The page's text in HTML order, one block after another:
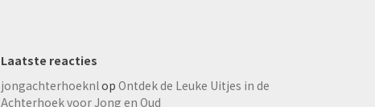
Laatste reacties
jongachterhoeknlop Ontdek de Leuke Uitjes in de
Achterhoek voor Jong en Oud